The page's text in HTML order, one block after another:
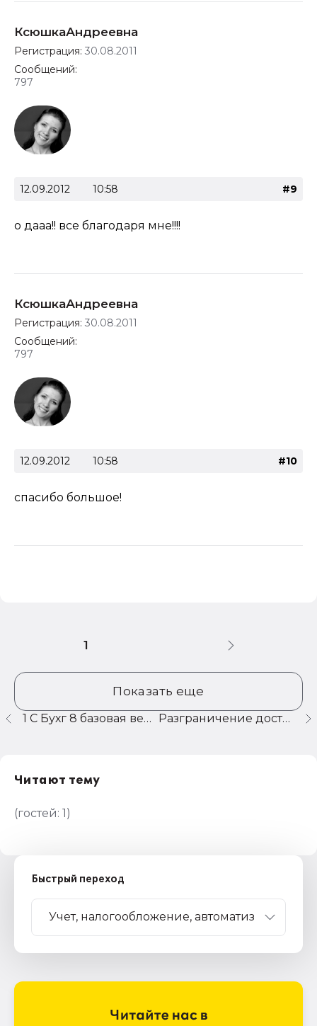
КсюшкаАндреевна
Регистрация: 30.08.2011
Сообщений:
797
12.09.2012 10:58 #9
о дааа!! все благодаря мне!!!!
КсюшкаАндреевна
Регистрация: 30.08.2011
Сообщений:
797
12.09.2012 10:58 #10
спасибо большое!
Показать еще
1
Разграничение доступа по компаниям
1 С Бухг 8 базовая версия - пишет ошибку в кладре
Читают тему
(гостей: 1)
Быстрый переход